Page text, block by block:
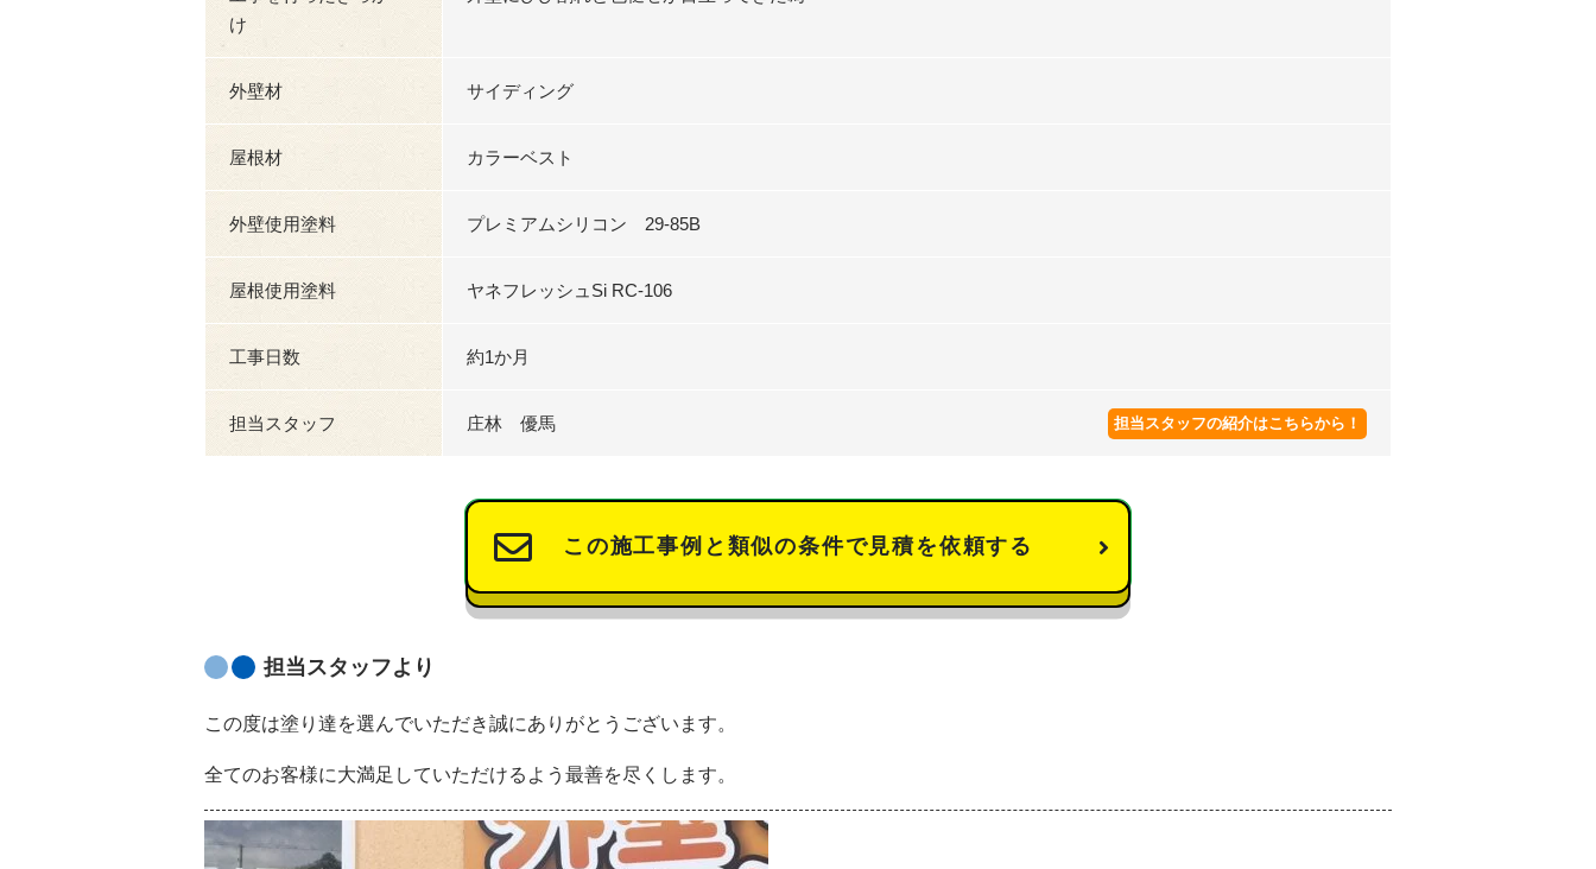
け
外壁材 サイディング
屋根材 カラーベスト
外壁使用塗料 プレミアムシリコン 29-85B
屋根使用塗料 ヤネフレッシュSi RC-106
工事日数 約1か月
担当スタッフ 庄林 優馬 担当スタッフの紹介はこちらから！
この施工事例と類似の条件で見積を依頼する
担当スタッフより
この度は塗り達を選んでいただき誠にありがとうございます。
全てのお客様に大満足していただけるよう最善を尽くします。